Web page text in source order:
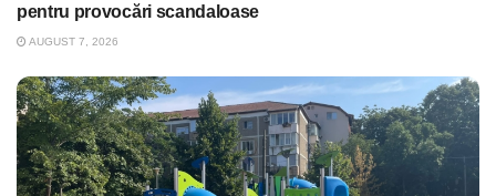
pentru provocări scandaloase
AUGUST 7, 2026